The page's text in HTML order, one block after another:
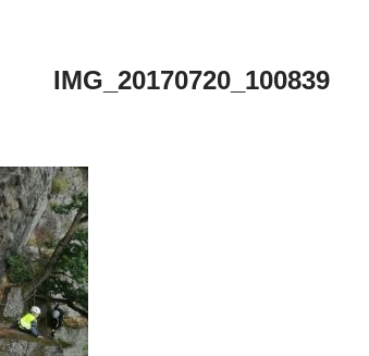
IMG_20170720_100839